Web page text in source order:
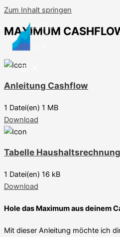
Zum Inhalt springen
MAXIMUM
Anleitung Cashflow
1 Datei(en) 1 MB
Download
Tabelle Haushaltsrechnung
1 Datei(en) 16 kB
Download
Hole das Maximum aus deinem
Mit dieser Anleitung möchte ich